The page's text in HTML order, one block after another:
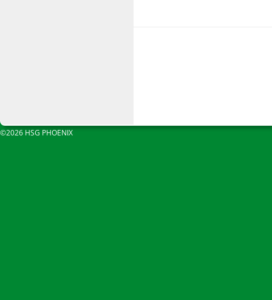
©2026 HSG PHOENIX